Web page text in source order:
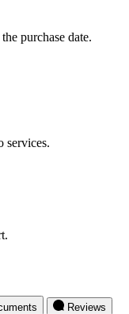
purchase date.
services.
Reviews